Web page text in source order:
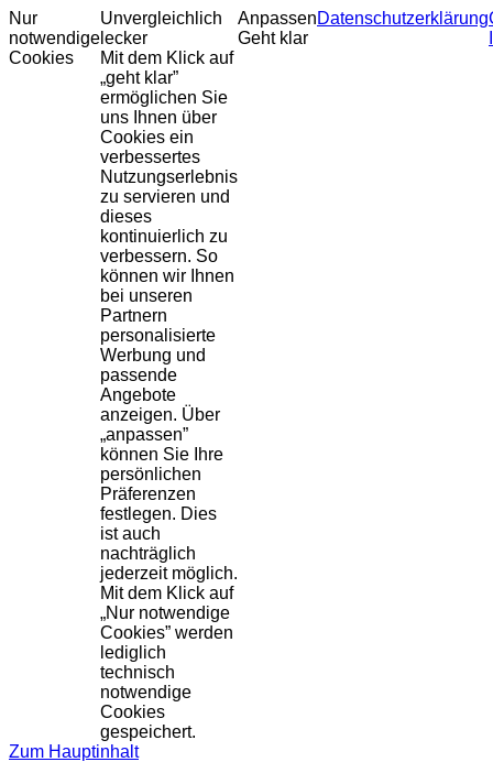
Nur
notwendige
Cookies
Unvergleichlich
lecker
Mit dem Klick auf
„geht klar”
ermöglichen Sie
uns Ihnen über
Cookies ein
verbessertes
Nutzungserlebnis
zu servieren und
dieses
kontinuierlich zu
verbessern. So
können wir Ihnen
bei unseren
Partnern
personalisierte
Werbung und
passende
Angebote
anzeigen. Über
„anpassen”
können Sie Ihre
persönlichen
Präferenzen
festlegen. Dies
ist auch
nachträglich
jederzeit möglich.
Mit dem Klick auf
„Nur notwendige
Cookies” werden
lediglich
technisch
notwendige
Cookies
gespeichert.
Anpassen
Geht klar
Datenschutzerklärung
Zum Hauptinhalt